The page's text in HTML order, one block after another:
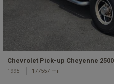
Chevrolet Pick-up Cheyenne 2500
1995 177557 mi